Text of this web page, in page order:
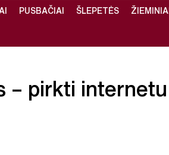
PUSBAČIAI ŠLEPETĖS ŽIEMINIAI
– pirkti internetu